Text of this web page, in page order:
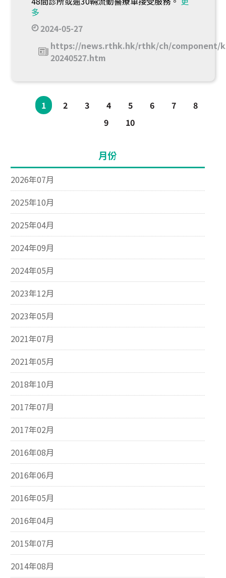
多
2024-05-27
https://news.rthk.hk/rthk/ch/component/
20240527.htm
1 2 3 4 5 6 7
8
9
10
月份
2026年07月
2025年10月
2025年04月
2024年09月
2024年05月
2023年12月
2023年05月
2021年07月
2021年05月
2018年10月
2017年07月
2017年02月
2016年08月
2016年06月
2016年05月
2016年04月
2015年07月
2014年08月